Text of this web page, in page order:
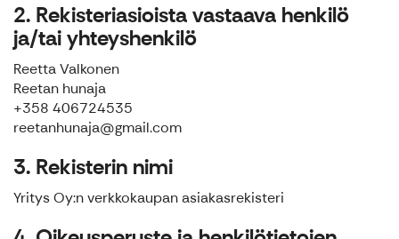
2. Rekisteriasioista vastaava henkilö
ja/tai yhteyshenkilö
Reetta Valkonen
Reetan hunaja
+358 406724535
reetanhunaja@gmail.com
3. Rekisterin nimi
Yritys Oy:n verkkokaupan asiakasrekisteri